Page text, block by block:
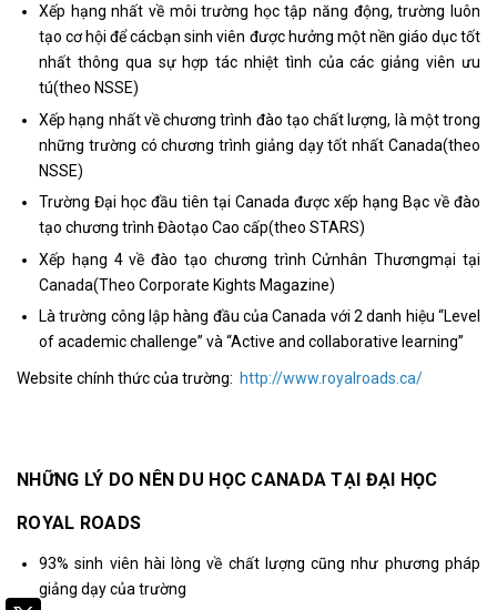
Xếp hạng nhất về môi trường học tập năng động, trường luôn
tạo cơ hội để cácbạn sinh viên được hưởng một nền giáo dục tốt
nhất thông qua sự hợp tác nhiệt tình của các giảng viên ưu
tú(theo NSSE)
Xếp hạng nhất về chương trình đào tạo chất lượng, là một trong
những trường có chương trình giảng dạy tốt nhất Canada(theo
NSSE)
Trường Đại học đầu tiên tại Canada được xếp hạng Bạc về đào
tạo chương trình Đàotạo Cao cấp(theo STARS)
Xếp hạng 4 về đào tạo chương trình Cửnhân Thươngmại tại
Canada(Theo Corporate Kights Magazine)
Là trường công lập hàng đầu của Canada với 2 danh hiệu “Level
of academic challenge” và “Active and collaborative learning”
Website chính thức của trường: http://www.royalroads.ca/
NHỮNG LÝ DO NÊN DU HỌC CANADA TẠI ĐẠI HỌC
ROYAL ROADS
93% sinh viên hài lòng về chất lượng cũng như phương pháp
giảng dạy của trường